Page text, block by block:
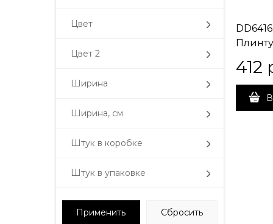
Цвет
Цвет 2
Ширина
Ширина, см
Штук в коробке
Штук в упаковке
серый
412